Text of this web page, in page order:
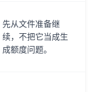
先从文件准备继
续，不把它当成生
成额度问题。